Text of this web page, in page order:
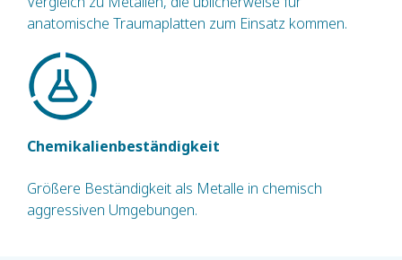
anatomische Traumaplatten zum Einsatz kommen.
Chemikalienbeständigkeit
Größere Beständigkeit als Metalle in chemisch
aggressiven Umgebungen.